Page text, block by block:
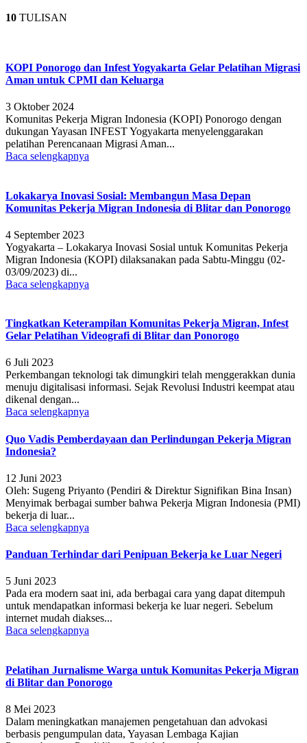
10 TULISAN
KOPI Ponorogo dan Infest Yogyakarta Gelar Pelatihan Migrasi
Aman untuk CPMI dan Keluarga
3 Oktober 2024
Komunitas Pekerja Migran Indonesia (KOPI) Ponorogo dengan
dukungan Yayasan INFEST Yogyakarta menyelenggarakan
pelatihan Perencanaan Migrasi Aman...
Baca selengkapnya
Lokakarya Inovasi Sosial: Membangun Masa Depan
Komunitas Pekerja Migran Indonesia di Blitar dan Ponorogo
4 September 2023
Yogyakarta – Lokakarya Inovasi Sosial untuk Komunitas Pekerja
Migran Indonesia (KOPI) dilaksanakan pada Sabtu-Minggu (02-
03/09/2023) di...
Baca selengkapnya
Tingkatkan Keterampilan Komunitas Pekerja Migran, Infest
Gelar Pelatihan Videografi di Blitar dan Ponorogo
6 Juli 2023
Perkembangan teknologi tak dimungkiri telah menggerakkan dunia
menuju digitalisasi informasi. Sejak Revolusi Industri keempat atau
dikenal dengan...
Baca selengkapnya
Quo Vadis Pemberdayaan dan Perlindungan Pekerja Migran
Indonesia?
12 Juni 2023
Oleh: Sugeng Priyanto (Pendiri & Direktur Signifikan Bina Insan)
Menyimak berbagai sumber bahwa Pekerja Migran Indonesia (PMI)
bekerja di luar...
Baca selengkapnya
Panduan Terhindar dari Penipuan Bekerja ke Luar Negeri
5 Juni 2023
Pada era modern saat ini, ada berbagai cara yang dapat ditempuh
untuk mendapatkan informasi bekerja ke luar negeri. Sebelum
internet mudah diakses...
Baca selengkapnya
Pelatihan Jurnalisme Warga untuk Komunitas Pekerja Migran
di Blitar dan Ponorogo
8 Mei 2023
Dalam meningkatkan manajemen pengetahuan dan advokasi
berbasis pengumpulan data, Yayasan Lembaga Kajian